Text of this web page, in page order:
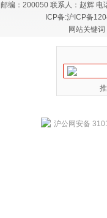
邮编：200050 联系人：赵辉
ICP备:沪ICP备
网站关键
沪公网安备